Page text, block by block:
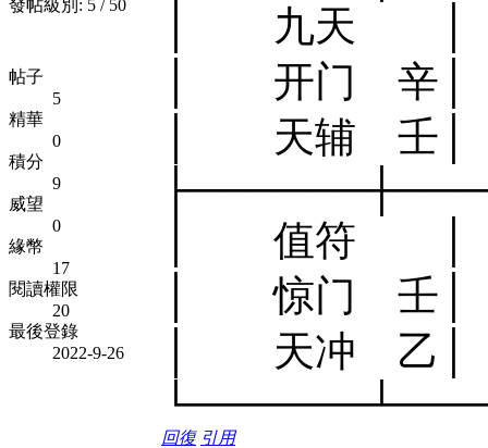
發帖級別: 5 / 50
帖子
5
精華
0
積分
9
威望
0
緣幣
17
閱讀權限
20
最後登錄
2022-9-26
│ 九
│ 开门
│ 天辅
│ 值符
│ 惊门 壬
│ 天冲 乙
回復 引用